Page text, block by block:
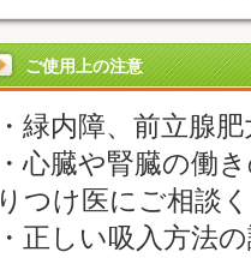
ご使用上の注意
・緑内障、前立腺
・心臓や腎臓の働
りつけ医にご相談
・正しい吸入方法